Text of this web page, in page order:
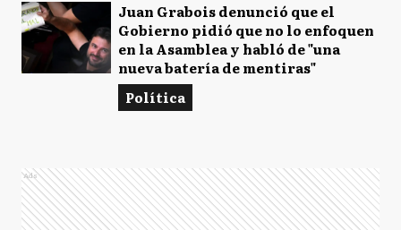
Juan Grabois denunció que el
Gobierno pidió que no lo enfoquen
en la Asamblea y habló de "una
nueva batería de mentiras"
Política
Ads